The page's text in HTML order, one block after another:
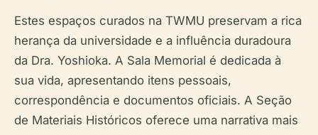
Estes espaços curados na TWMU preservam a rica
herança da universidade e a influência duradoura
da Dra. Yoshioka. A Sala Memorial é dedicada à
sua vida, apresentando itens pessoais,
correspondência e documentos oficiais. A Seção
de Materiais Históricos oferece uma narrativa mais